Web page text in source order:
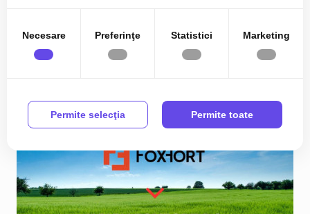
Necesare Preferinţe Statistici Marketing
Permite selecţia Permite toate